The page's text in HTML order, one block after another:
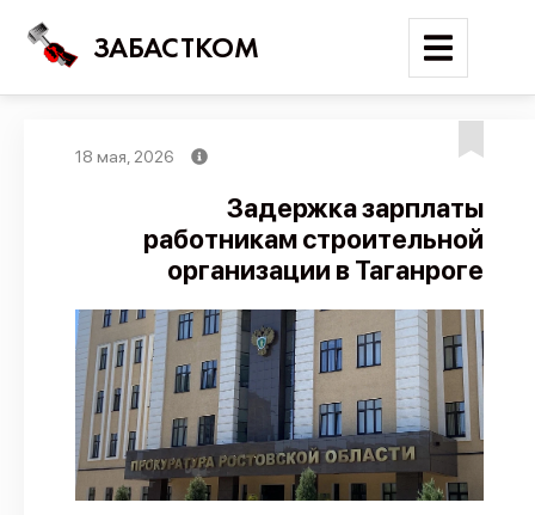
ЗАБАСТКОМ
Поиск
Новости
Карта событий
Трудовые конфликты
Отчеты
Предложить публикацию
Справочник
18 мая, 2026
Задержка зарплаты
работникам строительной
организации в Таганроге